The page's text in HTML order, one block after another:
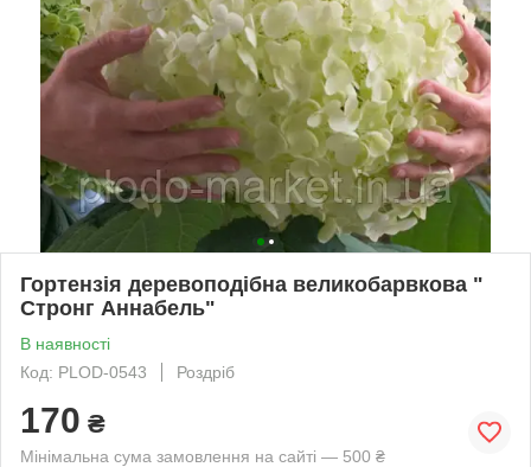
Гортензія деревоподібна великобарвкова "
Стронг Аннабель"
В наявності
Код: PLOD-0543
Роздріб
170 ₴
Мінімальна сума замовлення на сайті — 500 ₴